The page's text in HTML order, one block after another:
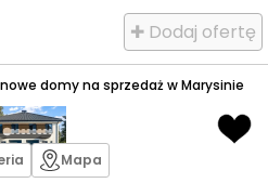
✚ Dodaj ofertę
domy na sprzedaż w Marysinie
Mapa